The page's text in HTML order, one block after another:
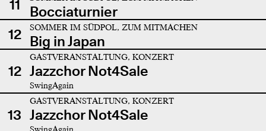
11
Bocciaturnier
12
SOMMER IM SÜDPOL, ZUM MITMACHEN
Big in Japan
12
GASTVERANSTALTUNG, KONZERT
Jazzchor Not4Sale
SwingAgain
13
GASTVERANSTALTUNG, KONZERT
Jazzchor Not4Sale